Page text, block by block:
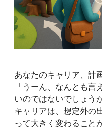
あなたのキャリア、計
「うーん、なんとも言
いのではないでしょう
キャリアは、想定外の
って大きく変わること